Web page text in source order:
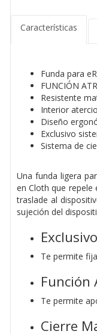
Características
Funda para
FUNCIÓN
Resistente
Interior
Diseño
Exclusivo
Sistema de
Una funda ligera
en Cloth que
traslade al
sujeción del
Te permite
Función
Te permite
Cierre